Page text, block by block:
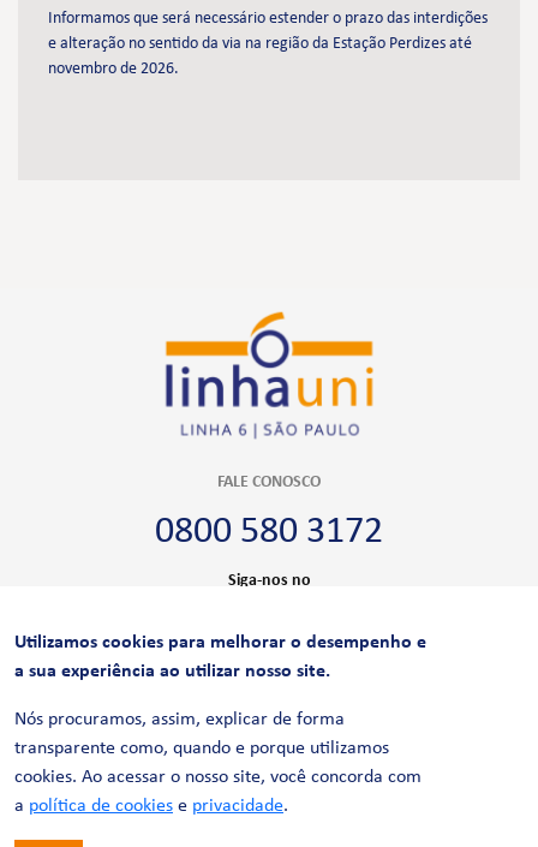
Informamos que será necessário estender o prazo das interdições
e alteração no sentido da via na região da Estação Perdizes até
novembro de 2026.
FALE CONOSCO
0800 580 3172
Siga-nos no
CERTIFICAÇÕES
Utilizamos cookies para melhorar o desempenho e
a sua experiência ao utilizar nosso site.
Nós procuramos, assim, explicar de forma
transparente como, quando e porque utilizamos
cookies. Ao acessar o nosso site, você concorda com
a política de cookies e privacidade.